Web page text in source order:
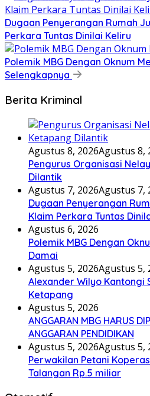
Dugaan Penyerangan Rumah
Perkara Tuntas Dinilai Keliru
Polemik MBG Dengan Oknum
Selengkapnya
Berita Kriminal
Agustus 8, 2026Agustus 8,
Pengurus Organisasi
Dilantik
Agustus 7, 2026Agustus 7,
Dugaan Penyerangan
Klaim Perkara Tuntas
Agustus 6, 2026
Polemik MBG Dengan
Damai
Agustus 5, 2026Agustus 5,
Alexander Wilyo Kantongi
Ketapang
Agustus 5, 2026
ANGGARAN MBG HARUS
ANGGARAN PENDIDIKAN
Agustus 5, 2026Agustus 5,
Perwakilan Petani
Talangan Rp.5 miliar